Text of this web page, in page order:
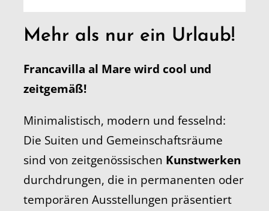
Mehr als nur ein Urlaub!
Francavilla al Mare wird cool und
zeitgemäß!
Minimalistisch, modern und fesselnd:
Die Suiten und Gemeinschaftsräume
sind von zeitgenössischen Kunstwerken
durchdrungen, die in permanenten oder
temporären Ausstellungen präsentiert